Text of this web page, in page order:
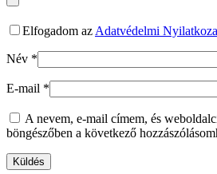
Elfogadom az Adatvédelmi
Név *
E-mail *
A nevem, e-mail címem, és
böngészőben a következő